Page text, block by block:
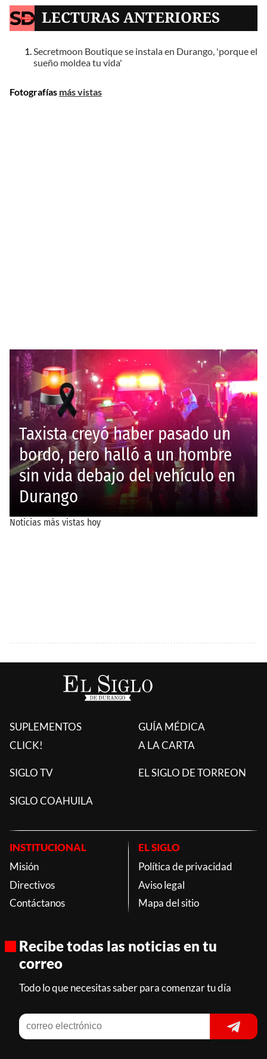
LECTURAS ANTERIORES
Secretmoon Boutique se instala en Durango, 'porque el
sueño moldea tu vida'
Fotografías más vistas
SUPLEMENTOS
CLICK!
GUÍA MÉDICA
A LA CARTA
SIGLO TV EL SIGLO DE TORREON
SIGLO COAHUILA
INSTITUCIONAL
Misión
Directivos
Contáctanos
EL SIGLO
Política de privacidad
Aviso legal
Mapa del sitio
Recibe todas las noticias en tu
correo
Todo lo que necesitas saber para comenzar tu día